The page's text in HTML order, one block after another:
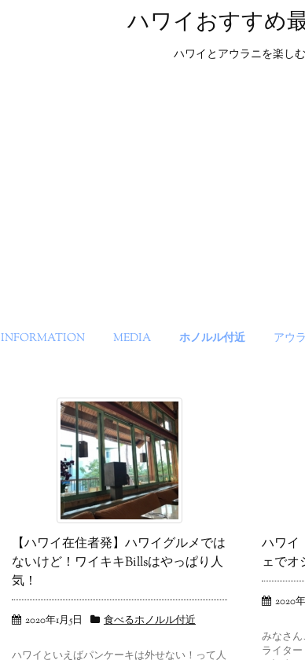
ハワイおすすめ
ハワイとアウラニを楽し
INFORMATION MEDIA ホノルル付近 アウ
【ハワイ在住者発】ハワイグルメでは
ないけど！ワイキキBillsはやっぱり人
気！
2020年1月5日 食べるホノルル付近
ハワイといえばパンケーキは外せない！って人
ハワイ
ェでオ
2020
みなさ
ライタ